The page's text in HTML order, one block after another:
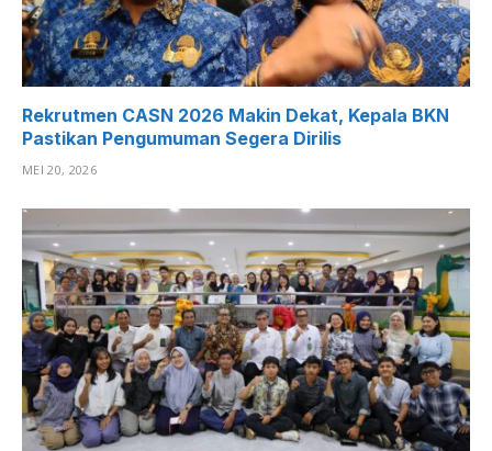
Rekrutmen CASN 2026 Makin Dekat, Kepala BKN
Pastikan Pengumuman Segera Dirilis
MEI 20, 2026